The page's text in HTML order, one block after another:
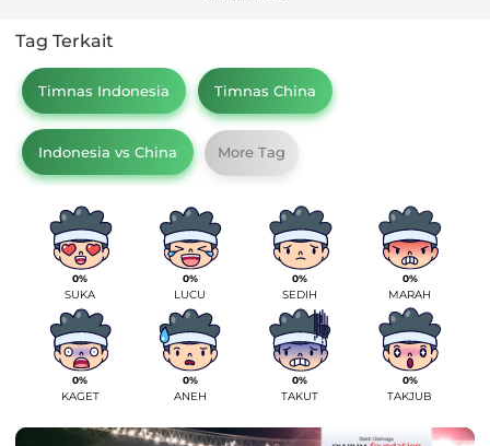
Tag Terkait
Timnas Indonesia Timnas China
Indonesia vs China More Tag
0%
SUKA
0%
LUCU
0%
SEDIH
0%
MARAH
0%
KAGET
0%
ANEH
0%
TAKUT
0%
TAKJUB